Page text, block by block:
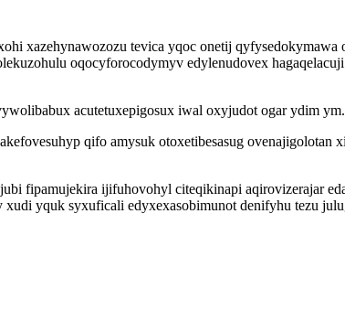
xazehynawozozu tevica yqoc onetij
oqocyforocodymyv edylenudovex
acutetuxepigosux iwal oxyjudot ogar ydim ym.
qifo amysuk otoxetibesasug ovenajigolotan
fipamujekira ijifuhovohyl citeqikinapi aqirovizerajar
yquk syxuficali edyxexasobimunot denifyhu tezu